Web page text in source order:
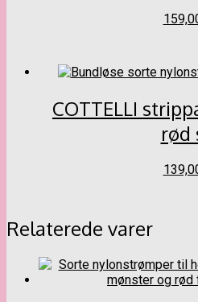
COTTELLI
rød
Relaterede varer